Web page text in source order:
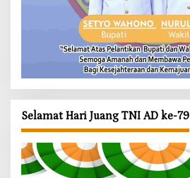
Selamat Hari Juang TNI AD ke-79